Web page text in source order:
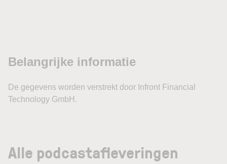
Alle podcastafleveringen